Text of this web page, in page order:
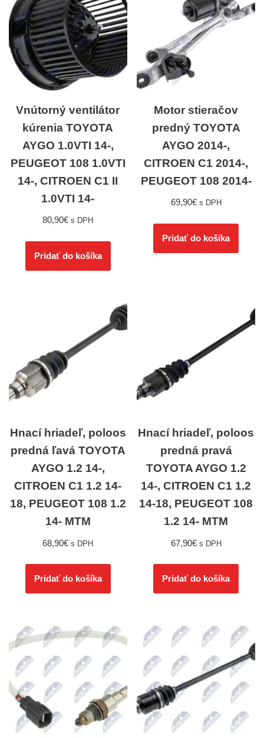
Vnútorný ventilátor
kúrenia TOYOTA
AYGO 1.0VTI 14-,
PEUGEOT 108 1.0VTI
14-, CITROEN C1 II
1.0VTI 14-
80,90€ s DPH
Pridať do košíka
Motor stieračov
predný TOYOTA
AYGO 2014-,
CITROEN C1 2014-,
PEUGEOT 108 2014-
69,90€ s DPH
Pridať do košíka
Hnací hriadeľ, poloos
predná ľavá TOYOTA
AYGO 1.2 14-,
CITROEN C1 1.2 14-
18, PEUGEOT 108 1.2
14- MTM
68,90€ s DPH
Pridať do košíka
Hnací hriadeľ, poloos
predná pravá
TOYOTA AYGO 1.2
14-, CITROEN C1 1.2
14-18, PEUGEOT 108
1.2 14- MTM
67,90€ s DPH
Pridať do košíka